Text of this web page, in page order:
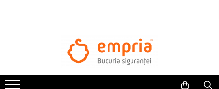
Bariere protectie pentru pat